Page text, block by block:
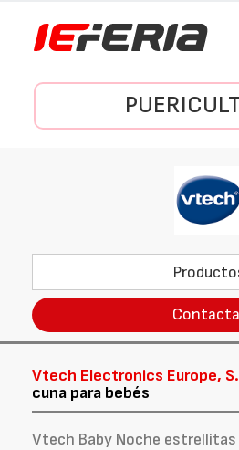
Vtech Electronics Europe,
cuna para bebés
Vtech Baby Noche estrellitas